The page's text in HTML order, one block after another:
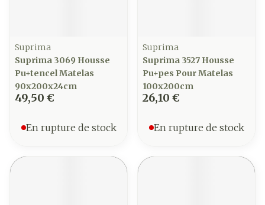
Suprima
Suprima 3069 Housse
Pu+tencel Matelas
90x200x24cm
49,50 €
En rupture de stock
Suprima
Suprima 3527 Housse
Pu+pes Pour Matelas
100x200cm
26,10 €
En rupture de stock